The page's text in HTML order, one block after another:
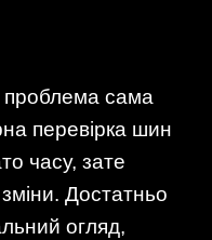
проблема сама
перевірка шин
часу, зате
Достатньо
огляд,